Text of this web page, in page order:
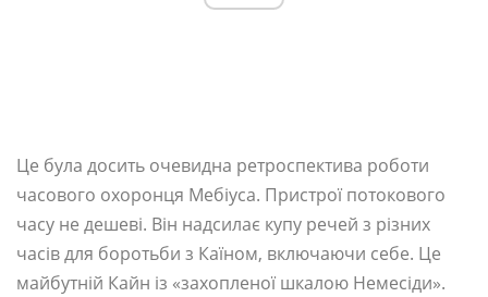
Це була досить очевидна ретроспектива роботи
часового охоронця Мебіуса. Пристрої потокового
часу не дешеві. Він надсилає купу речей з різних
часів для боротьби з Каїном, включаючи себе. Це
майбутній Кайн із «захопленої шкалою Немесіди».